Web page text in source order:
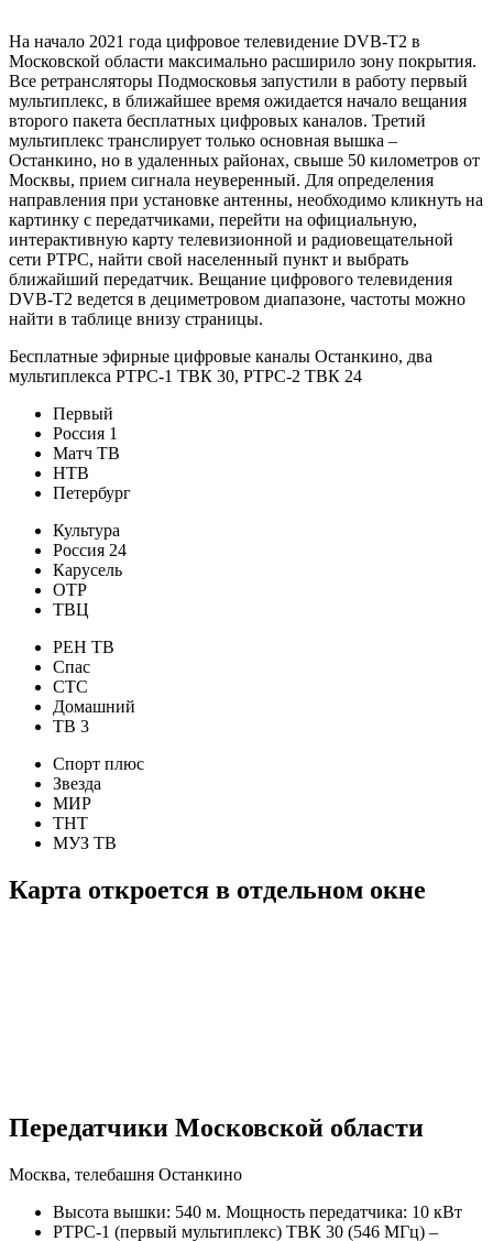
На начало 2021 года цифровое телевидение DVB-T2 в
Московской области максимально расширило зону покрытия.
Все ретрансляторы Подмосковья запустили в работу первый
мультиплекс, в ближайшее время ожидается начало вещания
второго пакета бесплатных цифровых каналов. Третий
мультиплекс транслирует только основная вышка –
Останкино, но в удаленных районах, свыше 50 километров от
Москвы, прием сигнала неуверенный. Для определения
направления при установке антенны, необходимо кликнуть на
картинку с передатчиками, перейти на официальную,
интерактивную карту телевизионной и радиовещательной
сети РТРС, найти свой населенный пункт и выбрать
ближайший передатчик. Вещание цифрового телевидения
DVB-T2 ведется в дециметровом диапазоне, частоты можно
найти в таблице внизу страницы.
Бесплатные эфирные цифровые каналы Останкино, два
мультиплекса РТРС-1 ТВК 30, РТРС-2 ТВК 24
Первый
Россия 1
Матч ТВ
НТВ
Петербург
Культура
Россия 24
Карусель
ОТР
ТВЦ
РЕН ТВ
Спас
СТС
Домашний
ТВ 3
Спорт плюс
Звезда
МИР
ТНТ
МУЗ ТВ
Карта откроется в отдельном окне
Передатчики Московской области
Москва, телебашня Останкино
Высота вышки: 540 м. Мощность передатчика: 10 кВт
РТРС-1 (первый мультиплекс) ТВК 30 (546 МГц) –